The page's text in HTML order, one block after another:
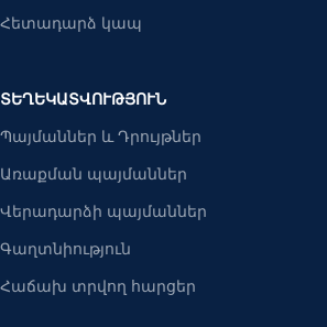
Հետադարձ կապ
ՏԵՂԵԿԱՏՎՈՒԹՅՈՒՆ
Պայմաններ և Դրույթներ
Առաքման պայմաններ
Վերադարձի պայմաններ
Գաղտնիություն
Հաճախ տրվող հարցեր